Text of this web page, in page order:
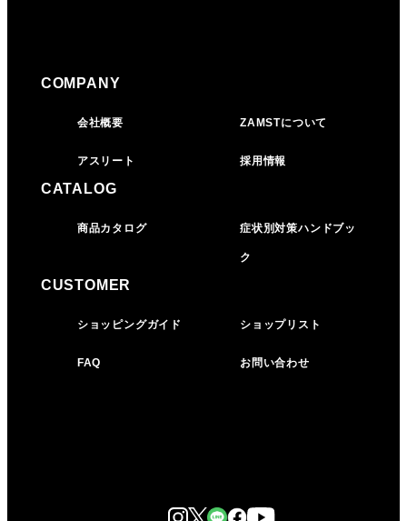
COMPANY
会社概要 ZAMSTについて
アスリート 採用情報
CATALOG
商品カタログ 症状別対策ハンドブッ
ク
CUSTOMER
ショッピングガイド ショップリスト
FAQ お問い合わせ